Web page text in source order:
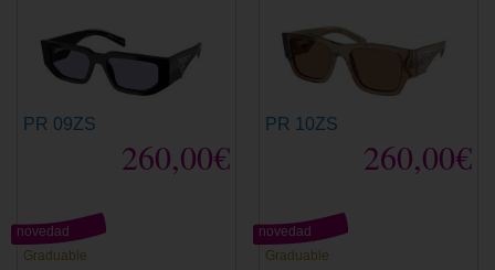
PR 09ZS
260,00€
Graduable
novedad
PR 10ZS
260,00€
Graduable
novedad